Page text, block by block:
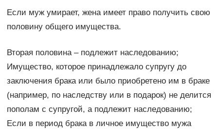
Если муж умирает, жена имеет право получить свою
половину общего имущества.
Вторая половина – подлежит наследованию;
Имущество, которое принадлежало супругу до
заключения брака или было приобретено им в браке
(например, по наследству или в подарок) не делится
пополам с супругой, а подлежит наследованию;
Если в период брака в личное имущество мужа